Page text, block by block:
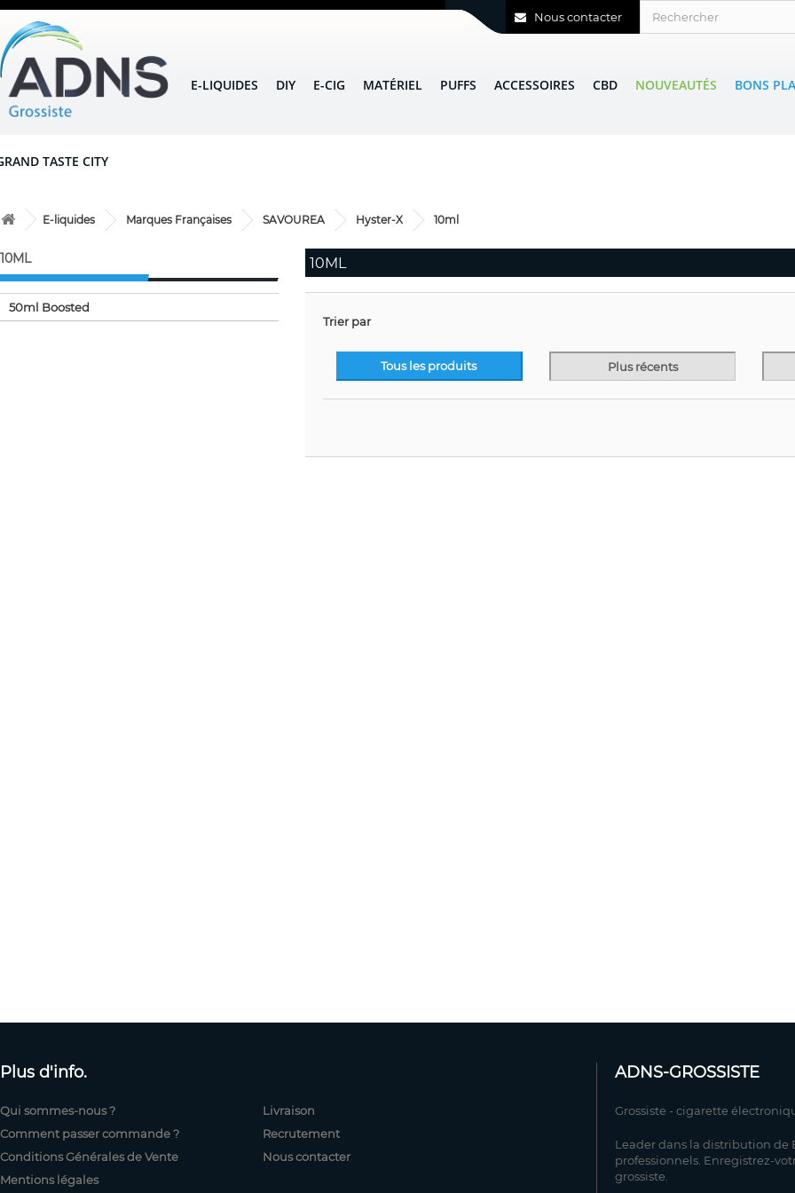
Nous contacter
E-LIQUIDES DIY E-CIG MATÉRIEL PUFFS ACCESSOIRES CBD NOUVEAUTÉS BONS
TASTE CITY
E-liquides Marques Françaises SAVOUREA Hyster-X 10ml
10ML
50ml Boosted
10ML
Trier par
Tous les produits Plus récents
Plus d'info.
Qui sommes-nous ?
Comment passer commande ?
Conditions Générales de Vente
Mentions légales
Livraison
Recrutement
Nous contacter
ADNS-GROSSISTE
Grossiste - cigarette
Leader dans la distribution de
professionnels. Enregistrez-
grossiste.